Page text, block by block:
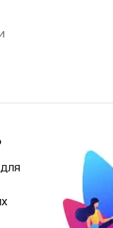
для